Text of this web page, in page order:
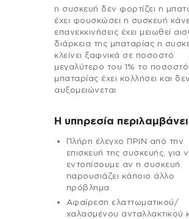
η συσκευή δεν φορτίζει η
έχει φουσκώσει η συσκευή
επανεκκινήσεις έχει μειωθεί
διάρκεια της μπαταρίας η
κλείνει ξαφνικά σε ποσοστό
μεγαλύτερο του 1% το ποσοστό
μπαταρίας έχει κολλήσει και δεν
αυξομειώνεται
H υπηρεσία
Πλήρη έλεγχο ΠΡΙΝ από την
επισκευή της συσκευής, για
εντοπίσουμε αν η συσκευή
παρουσιάζει κάποιο άλλο
πρόβλημα
Αφαίρεση ελαττωματικού/
χαλασμένου ανταλλακτικού